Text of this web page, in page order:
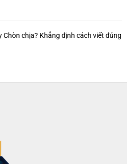
Chòn chịa? Khẳng định cách viết đúng